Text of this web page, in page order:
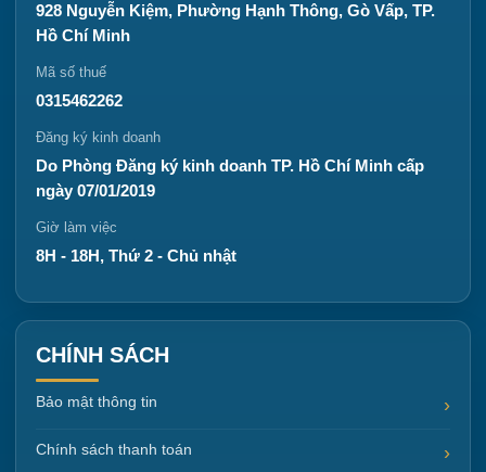
928 Nguyễn Kiệm, Phường Hạnh Thông, Gò Vấp, TP.
Hồ Chí Minh
Mã số thuế
0315462262
Đăng ký kinh doanh
Do Phòng Đăng ký kinh doanh TP. Hồ Chí Minh cấp
ngày 07/01/2019
Giờ làm việc
8H - 18H, Thứ 2 - Chủ nhật
CHÍNH SÁCH
Bảo mật thông tin
Chính sách thanh toán